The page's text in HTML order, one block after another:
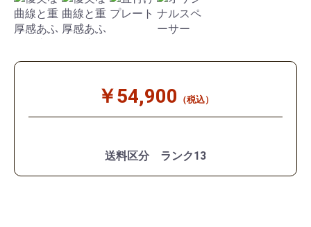
￥54,900 （税込）
送料区分 ランク13